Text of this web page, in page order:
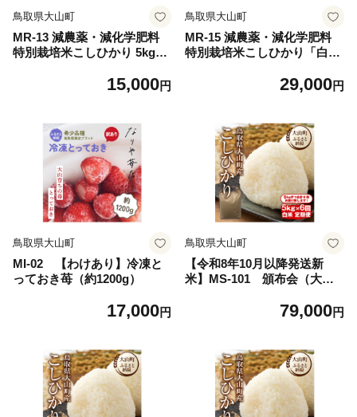
鳥取県大山町
MR-13 減農薬・減化学肥料
特別栽培米こしひかり 5kg
15,000円
鳥取県大山町
MR-15 減農薬・減化学肥料
特別栽培米こしひかり「白
g（各5kg 計10kg）29,000円
鳥取県大山町
MI-02 【わけあり】冷凍と
っておき苺（約1200g）
17,000円
鳥取県大山町
【令和8年10月以降発送新
米】MS-101 頒布会（大山
粒】白米5ｋｇ×６回）79,000円